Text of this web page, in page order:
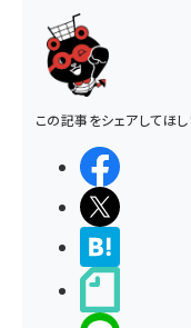
この記事をシェアしてほし